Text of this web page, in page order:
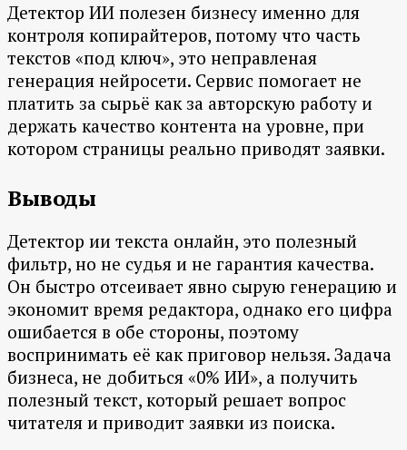
Детектор ИИ полезен бизнесу именно для
контроля копирайтеров, потому что часть
текстов «под ключ», это неправленая
генерация нейросети. Сервис помогает не
платить за сырьё как за авторскую работу и
держать качество контента на уровне, при
котором страницы реально приводят заявки.
Выводы
Детектор ии текста онлайн, это полезный
фильтр, но не судья и не гарантия качества.
Он быстро отсеивает явно сырую генерацию и
экономит время редактора, однако его цифра
ошибается в обе стороны, поэтому
воспринимать её как приговор нельзя. Задача
бизнеса, не добиться «0% ИИ», а получить
полезный текст, который решает вопрос
читателя и приводит заявки из поиска.